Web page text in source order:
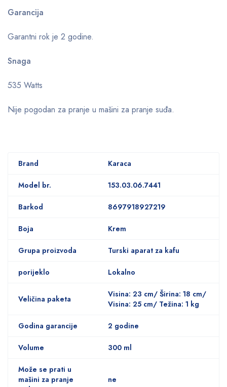
Garancija
Garantni rok je 2 godine.
Snaga
535 Watts
Nije pogodan za pranje u mašini za pranje suđa.
Brand Karaca
Model br. 153.03.06.7441
Barkod 8697918927219
Boja Krem
Grupa proizvoda Turski aparat za kafu
porijeklo Lokalno
Veličina paketa
Visina: 23 cm/ Širina: 18 cm/
Visina: 25 cm/ Težina: 1 kg
Godina garancije 2 godine
Volume 300 ml
Može se prati u
mašini za pranje
ne